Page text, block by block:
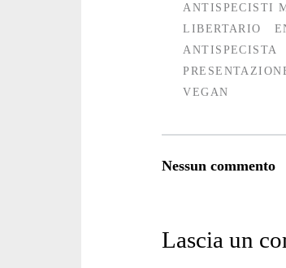
ANTISPECISTI
LIBERTARIO
ANTISPECISTA
VEGAN
Nessun commento
Lascia un